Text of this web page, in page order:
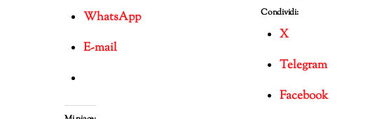
WhatsApp
E-mail
Condividi:
X
Telegram
Facebook